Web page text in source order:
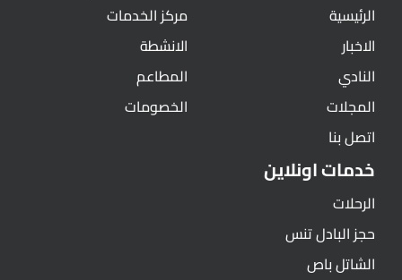
الرئيسية
الاخبار
النادي
المجلات
اتصل بنا
مركز الخدمات
الانشطة
المطاعم
الخصومات
خدمات اونلاين
الرحلات
حجز البادل تنس
الشاتل باص